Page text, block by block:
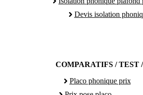
Devis isolation
COMPARATIFS / TEST
Placo phonique prix